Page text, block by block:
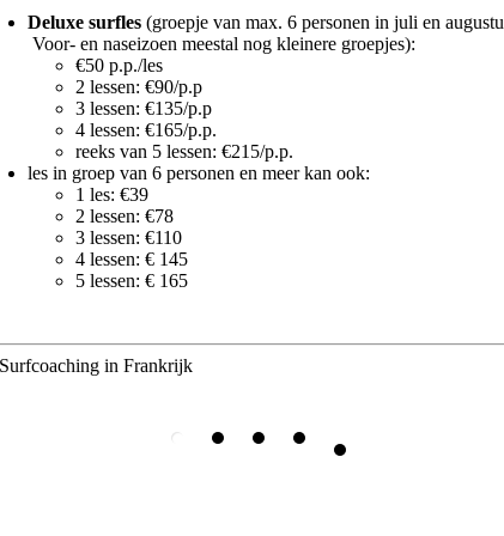
Deluxe surfles (groepje van max. 6 personen in juli en
Voor- en naseizoen meestal nog kleinere groepjes):
€50 p.p./les
2 lessen: €90/p.p
3 lessen: €135/p.p
4 lessen: €165/p.p.
reeks van 5 lessen: €215/p.p.
les in groep van 6 personen en meer kan ook:
1 les: €39
2 lessen: €78
3 lessen: €110
4 lessen: € 145
5 lessen: € 165